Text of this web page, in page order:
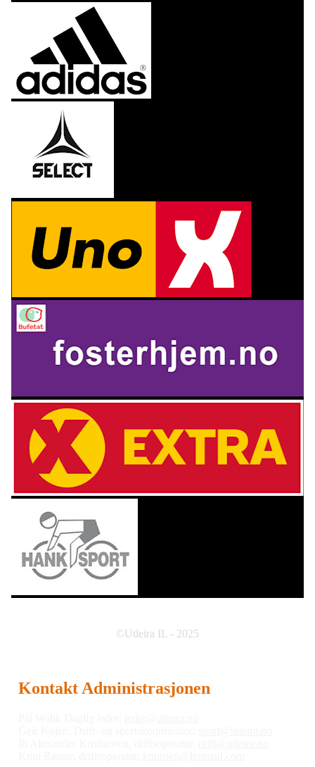
©Utleira IL - 2025
Kontakt Administrasjonen